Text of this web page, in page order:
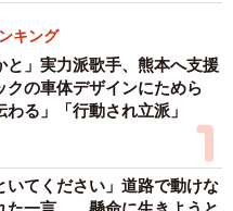
キング
と」実力派歌手、熊本へ支援
の車体デザインにためら
る」「行動され立派」
いてください」道路で動けな